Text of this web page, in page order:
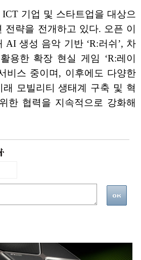
기업 및 스타트업을 대상으
전략을 전개하고 있다. 오픈 이
AI 생성 음악 기반 ‘R:러쉬’, 차
용한 확장 현실 게임 ‘R:레이
비스 중이며, 이후에도 다양한
모빌리티 생태계 구축 및 혁
한 협력을 지속적으로 강화해